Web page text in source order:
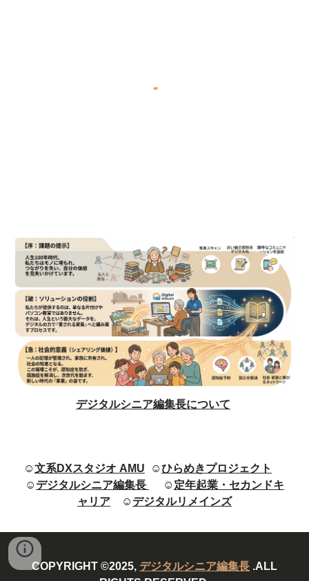
デジタルシニア編集長について
☺文系DXスタジオ AMU ☺ひらめきプロジェクト
☺ デジタルシニア編集長 ☺ 定年起業・セカンドキ
ャリア
☺ デジタルリメインズ
COPYRIGHT ©2025, デジタルシニア編集長 .ALL